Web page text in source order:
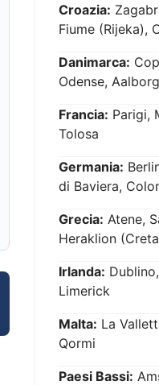
Croazia:
Fiume (Rijeka),
Danimarca:
Odense, Aalborg
Francia: Parigi,
Tolosa
Germania:
di Baviera,
Grecia: Atene,
Heraklion
Irlanda:
Limerick
Malta: La
Qormi
Paesi Bassi: